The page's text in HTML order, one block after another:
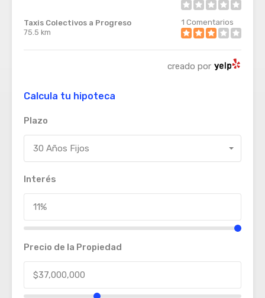
Taxis Colectivos a Progreso
75.5 km
1 Comentarios
creado por
Calcula tu hipoteca
Plazo
30 Años Fijos
Interés
Precio de la Propiedad